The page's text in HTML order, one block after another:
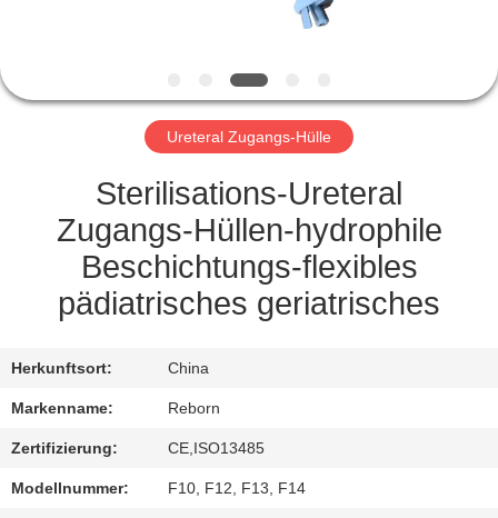
SIE
MIT
VERBINDUNG
FORDERN
EIN
ZITAT
SITEMAP
Ureteral Zugangs-Hülle
Sterilisations-Ureteral
Zugangs-Hüllen-hydrophile
Beschichtungs-flexibles
pädiatrisches geriatrisches
Herkunftsort: China
Markenname: Reborn
Zertifizierung: CE,ISO13485
Modellnummer: F10, F12, F13, F14